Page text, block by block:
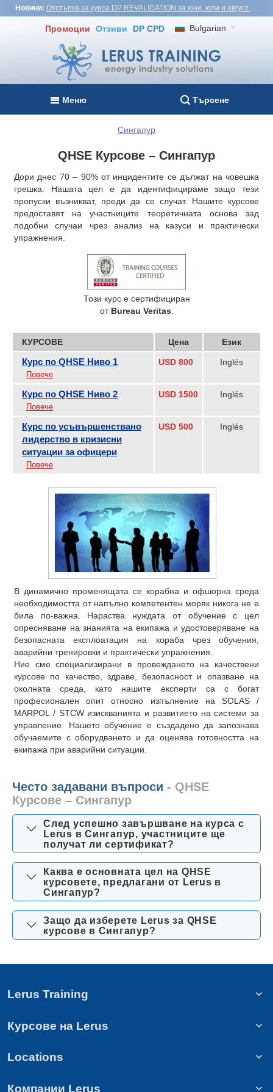
Новини: Отстъпка за курса DP REVALIDATION за юни, юли и август - USD1,000! Виетнам, Турция, Малайзия
Промоции Отзиви DP CPD Bulgarian
Меню Търсене
Сингапур
QHSE Курсове – Сингапур
Дори днес 70 – 90% от инцидентите се дължат на човешка
грешка. Нашата цел е да идентифицираме защо тези
пропуски възникват, преди да се случат. Нашите курсове
предоставят на участниците теоретичната основа зад
подобни случаи чрез анализ на казуси и практически
упражнения.
Този курс е сертифициран
от Bureau Veritas
КУРСОВЕ Цена Език
Курс по QHSE Ниво 1
Повече
USD 800 Inglés
Курс по QHSE Ниво 2
Повече
USD 1500 Inglés
Курс по усъвършенствано
лидерство в кризисни
ситуации за офицери
Повече
USD 500 Inglés
В динамично променящата се корабна и офшорна среда
необходимостта от напълно компетентен моряк никога не е
била по-важна. Нараства нуждата от обучение с цел
опресняване на знанията на екипажа и удостоверяване на
безопасната експлоатация на кораба чрез обучения,
аварийни тренировки и практически упражнения.
Ние сме специализирани в провеждането на качествени
курсове по качество, здраве, безопасност и опазване на
околната среда, като нашите експерти са с богат
професионален опит относно изпълнение на SOLAS /
MARPOL / STCW изискванията и развитието на системи за
управление. Нашето обучение е създадено да запознава
обучаемите с оборудването и да оценява готовността на
екипажа при аварийни ситуации.
Често задавани въпроси - QHSE
Курсове – Сингапур
След успешно завършване на курса с
Lerus в Сингапур, участниците ще
получат ли сертификат?
Каква е основната цел на QHSE
курсовете, предлагани от Lerus в
Сингапур?
Защо да изберете Lerus за QHSE
курсове в Сингапур?
Lerus Training
Курсове на Lerus
Locations
Компании Lerus